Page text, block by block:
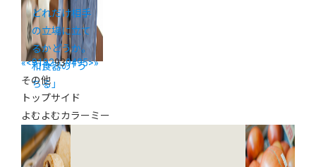
どれだけ相手
の立場に立て
るかどうか。
和食器の「う
ちる」
«<9192939495>»
その他
トップサイド
よむよむカラーミー